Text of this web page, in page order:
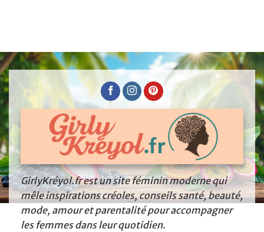
GirlyKréyol.fr est un site féminin moderne qui
mêle inspirations créoles, conseils santé, beauté,
mode, amour et parentalité pour accompagner
les femmes dans leur quotidien.